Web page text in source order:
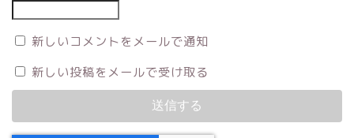
新しいコメントをメールで通知
新しい投稿をメールで受け取る